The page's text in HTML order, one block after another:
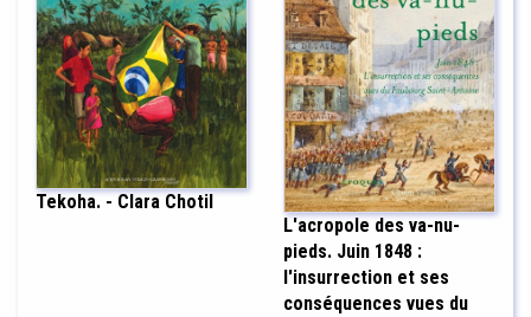
Tekoha. - Clara Chotil
L'acropole des va-nu-
pieds. Juin 1848 :
l'insurrection et ses
conséquences vues du